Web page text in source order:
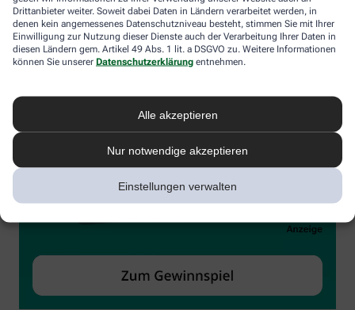
Drittanbieter weiter. Soweit dabei Daten in Ländern verarbeitet werden, in
denen kein angemessenes Datenschutzniveau besteht, stimmen Sie mit Ihrer
Einwilligung zur Nutzung dieser Dienste auch der Verarbeitung Ihrer Daten in
diesen Ländern gem. Artikel 49 Abs. 1 lit. a DSGVO zu. Weitere Informationen
können Sie unserer Datenschutzerklärung entnehmen.
Alle akzeptieren
Nur notwendige akzeptieren
Einstellungen verwalten